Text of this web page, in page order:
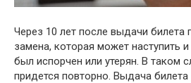
Через 10 лет после выдачи билета
замена, которая может наступить
был испорчен или утерян. В таком
придется повторно. Выдача билета